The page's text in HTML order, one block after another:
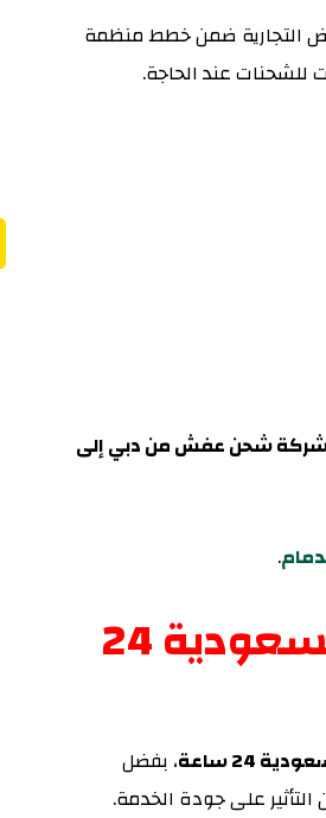
التجارية ضمن خطط منظمة
للشحنات عند الحاجة.
شركة شحن عفش من دبي إلى
.
أسرع شركة نقل أثاث من دبي إلى السعودية 24
ساعة
، بفضل
على جودة الخدمة.